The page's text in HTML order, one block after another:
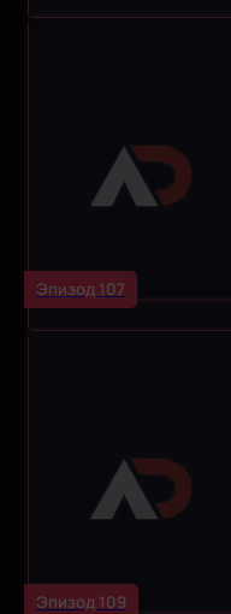
Эпизод 107
Эпизод 109